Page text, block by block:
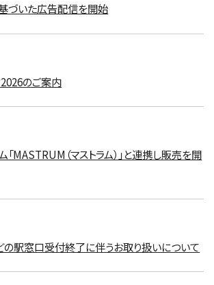
づいた広告配信を開始
のご案内
「MASTRUM（マストラム）」と連携し販売を開
の駅窓口受付終了に伴うお取り扱いについて